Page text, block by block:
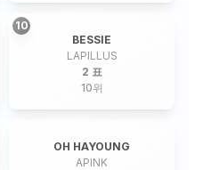
10
BESSIE
LAPILLUS
2 표
10위
OH HAYOUNG
APINK